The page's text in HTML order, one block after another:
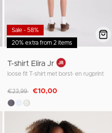
20% extra from 2 items
Sale - 58%
T-shirt Elira Jr
loose fit T-shirt met borst- en rugprint
Afgeprijsd van
€23,99 naar
€10,00